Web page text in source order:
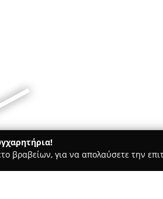
βραβείων, για να απολαύσετε την